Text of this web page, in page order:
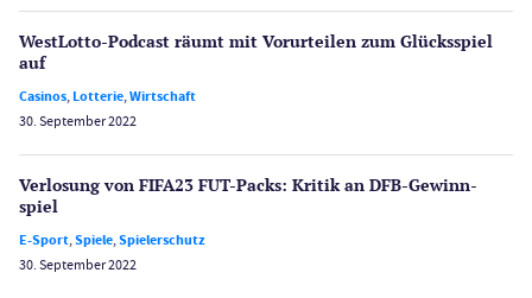
WestLotto-Podcast räumt mit Vorurteilen zum Glücksspiel
auf
Casinos,Lotterie,Wirtschaft
30. September 2022
Verlosung von FIFA23 FUT-Packs: Kritik an DFB-Gewinn­
spiel
E-Sport,Spiele,Spielerschutz
30. September 2022